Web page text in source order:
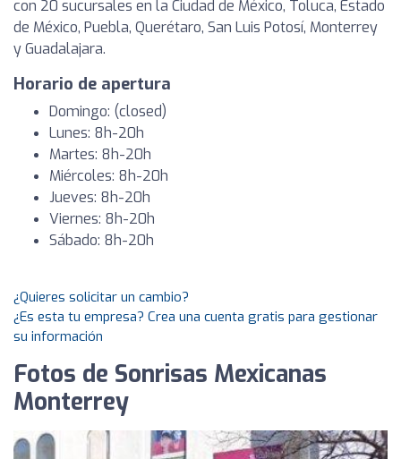
con 20 sucursales en la Ciudad de México, Toluca, Estado
de México, Puebla, Querétaro, San Luis Potosí, Monterrey
y Guadalajara.
Horario de apertura
Domingo: (closed)
Lunes: 8h-20h
Martes: 8h-20h
Miércoles: 8h-20h
Jueves: 8h-20h
Viernes: 8h-20h
Sábado: 8h-20h
¿Quieres solicitar un cambio?
¿Es esta tu empresa? Crea una cuenta gratis para gestionar
su información
Fotos de Sonrisas Mexicanas
Monterrey